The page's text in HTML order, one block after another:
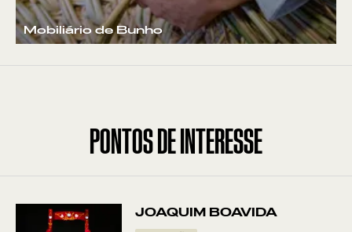
Mobiliário de Bunho
PONTOS DE INTERESSE
JOAQUIM BOAVIDA